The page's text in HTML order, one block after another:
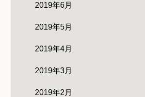
2019年6月
2019年5月
2019年4月
2019年3月
2019年2月